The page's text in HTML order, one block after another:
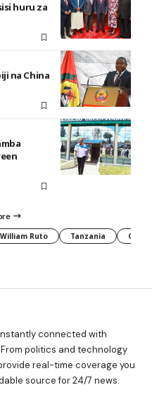
huru za
na China
William Ruto Tanzania CAF
connected with
politics and technology
real-time coverage you
source for 24/7 news.